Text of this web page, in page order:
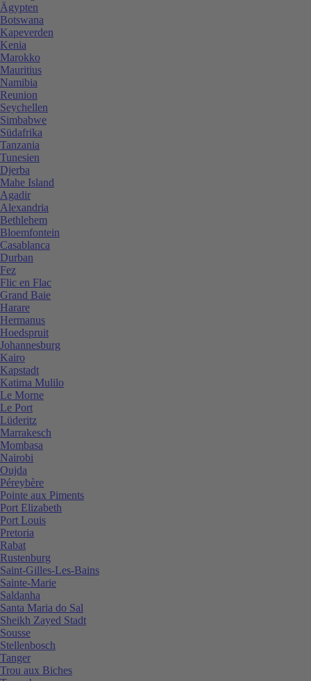
Ägypten
Botswana
Kapeverden
Kenia
Marokko
Mauritius
Namibia
Reunion
Seychellen
Simbabwe
Südafrika
Tanzania
Tunesien
Djerba
Mahe Island
Agadir
Alexandria
Bethlehem
Bloemfontein
Casablanca
Durban
Fez
Flic en Flac
Grand Baie
Harare
Hermanus
Hoedspruit
Johannesburg
Kairo
Kapstadt
Katima Mulilo
Le Morne
Le Port
Lüderitz
Marrakesch
Mombasa
Nairobi
Oujda
Péreybère
Pointe aux Piments
Port Elizabeth
Port Louis
Pretoria
Rabat
Rustenburg
Saint-Gilles-Les-Bains
Sainte-Marie
Saldanha
Santa Maria do Sal
Sheikh Zayed Stadt
Sousse
Stellenbosch
Tanger
Trou aux Biches